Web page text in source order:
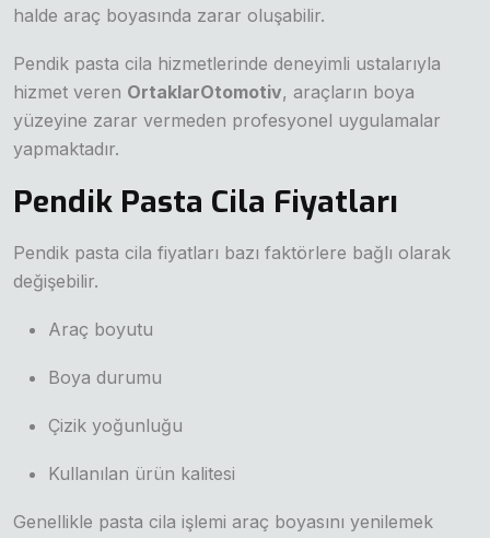
halde araç boyasında zarar oluşabilir.
Pendik pasta cila hizmetlerinde deneyimli ustalarıyla
hizmet veren OrtaklarOtomotiv, araçların boya
yüzeyine zarar vermeden profesyonel uygulamalar
yapmaktadır.
Pendik Pasta Cila Fiyatları
Pendik pasta cila fiyatları bazı faktörlere bağlı olarak
değişebilir.
Araç boyutu
Boya durumu
Çizik yoğunluğu
Kullanılan ürün kalitesi
Genellikle pasta cila işlemi araç boyasını yenilemek